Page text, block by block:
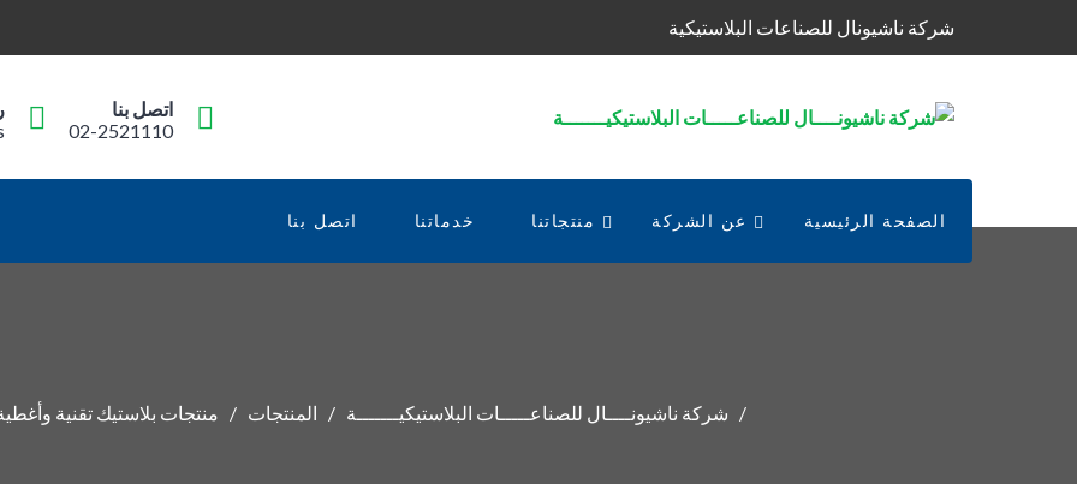
شركة ناشيونال للصناعات البلاستيكية
اتصل بنا
02-2521110
الصفحة الرئيسية عن الشركة منتجاتنا خدماتنا اتصل بنا
شركة ناشيونــــال للصناعـــــات البلاستيكيـــــــة المنتجات منتجات بلاستيك تقنية